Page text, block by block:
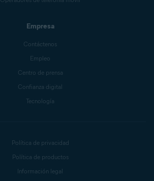
Empresa
Contáctenos
Empleo
Centro de prensa
Confianza digital
Tecnología
Política de privacidad
Política de productos
Información legal